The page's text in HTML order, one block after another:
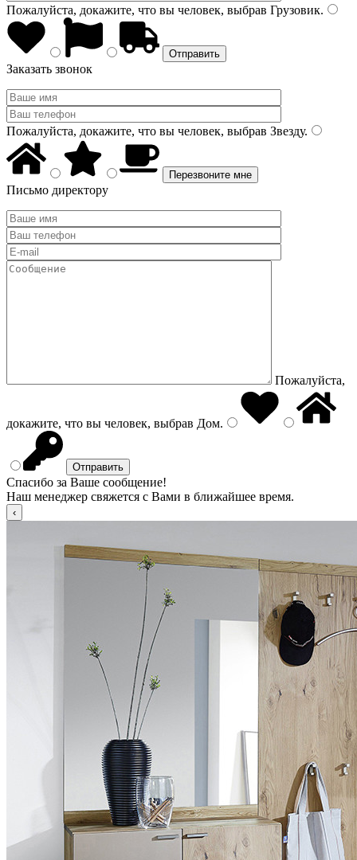
Пожалуйста, докажите, что вы человек, выбрав Грузовик.
Заказать звонок
Пожалуйста, докажите, что вы человек, выбрав Звезду.
Письмо директору
Пожалуйста,
докажите, что вы человек, выбрав Дом.
Спасибо за Ваше сообщение!
Наш менеджер свяжется с Вами в ближайшее время.